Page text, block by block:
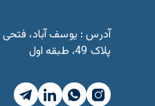
آدرس : یوسف آباد، فتحی
پلاک 49، طبقه اول